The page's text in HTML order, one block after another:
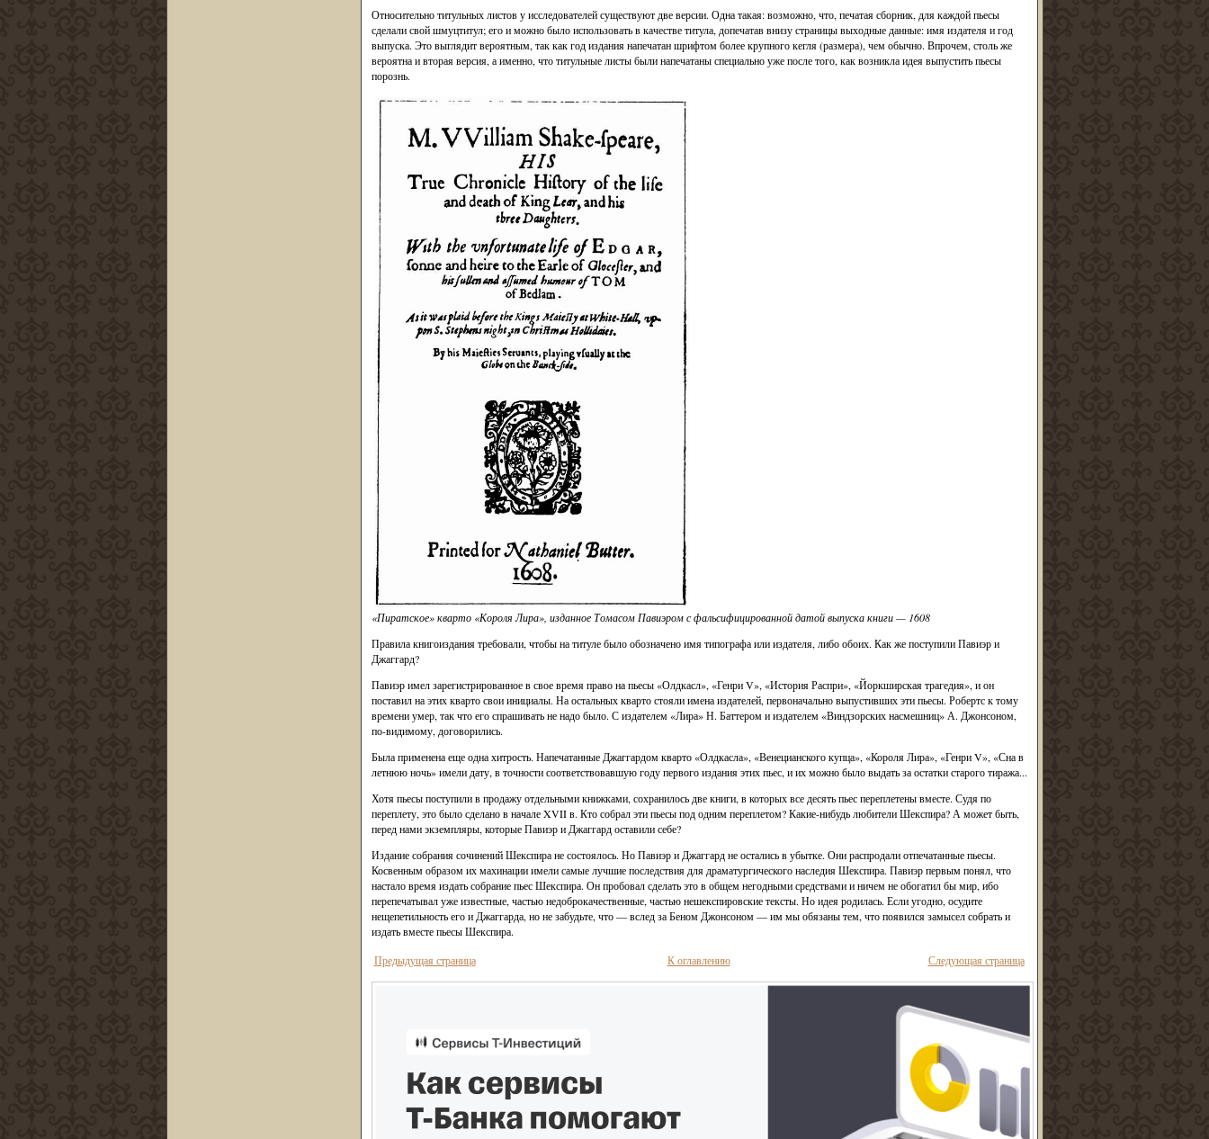
Относительно титульных листов у исследователей существуют две версии. Одна такая: возможно, что, печатая сборник, для каждой пьесы
сделали свой шмуцтитул; его и можно было использовать в качестве титула, допечатав внизу страницы выходные данные: имя издателя и год
выпуска. Это выглядит вероятным, так как год издания напечатан шрифтом более крупного кегля (размера), чем обычно. Впрочем, столь же
вероятна и вторая версия, а именно, что титульные листы были напечатаны специально уже после того, как возникла идея выпустить пьесы
порознь.
«Пиратское» кварто «Короля Лира», изданное Томасом Павиэром с фальсифицированной датой выпуска книги — 1608
Правила книгоиздания требовали, чтобы на титуле было обозначено имя типографа или издателя, либо обоих. Как же поступили Павиэр и
Джаггард?
Павиэр имел зарегистрированное в свое время право на пьесы «Олдкасл», «Генри V», «История Распри», «Йоркширская трагедия», и он
поставил на этих кварто свои инициалы. На остальных кварто стояли имена издателей, первоначально выпустивших эти пьесы. Робертс к тому
времени умер, так что его спрашивать не надо было. С издателем «Лира» Н. Баттером и издателем «Виндзорских насмешниц» А. Джонсоном,
по-видимому, договорились.
Была применена еще одна хитрость. Напечатанные Джаггардом кварто «Олдкасла», «Венецианского купца», «Короля Лира», «Генри V», «Сна в
летнюю ночь» имели дату, в точности соответствовавшую году первого издания этих пьес, и их можно было выдать за остатки старого тиража...
Хотя пьесы поступили в продажу отдельными книжками, сохранилось две книги, в которых все десять пьес переплетены вместе. Судя по
переплету, это было сделано в начале XVII в. Кто собрал эти пьесы под одним переплетом? Какие-нибудь любители Шекспира? А может быть,
перед нами экземпляры, которые Павиэр и Джаггард оставили себе?
Издание собрания сочинений Шекспира не состоялось. Но Павиэр и Джаггард не остались в убытке. Они распродали отпечатанные пьесы.
Косвенным образом их махинации имели самые лучшие последствия для драматургического наследия Шекспира. Павиэр первым понял, что
настало время издать собрание пьес Шекспира. Он пробовал сделать это в общем негодными средствами и ничем не обогатил бы мир, ибо
перепечатывал уже известные, частью недоброкачественные, частью нешекспировские тексты. Но идея родилась. Если угодно, осудите
нещепетильность его и Джаггарда, но не забудьте, что — вслед за Беном Джонсоном — им мы обязаны тем, что появился замысел собрать и
издать вместе пьесы Шекспира.
Предыдущая страница
К оглавлению Следующая страница